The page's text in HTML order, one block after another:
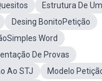
Estrutura De
Desing BonitoPetição
Word
De Provas
Ao STJ
Modelo